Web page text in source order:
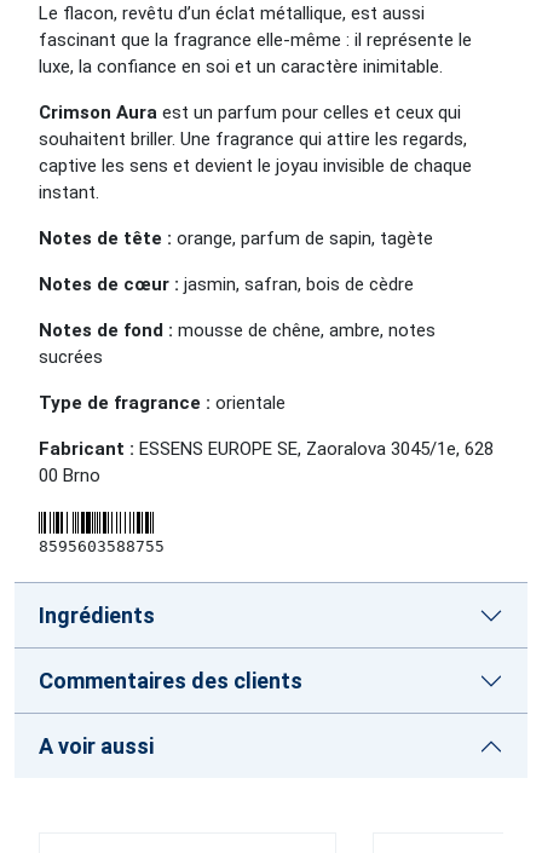
Le flacon, revêtu d’un éclat métallique, est aussi
fascinant que la fragrance elle-même : il représente le
luxe, la confiance en soi et un caractère inimitable.
Crimson Aura est un parfum pour celles et ceux qui
souhaitent briller. Une fragrance qui attire les regards,
captive les sens et devient le joyau invisible de chaque
instant.
Notes de tête : orange, parfum de sapin, tagète
Notes de cœur : jasmin, safran, bois de cèdre
Notes de fond : mousse de chêne, ambre, notes
sucrées
Type de fragrance : orientale
Fabricant : ESSENS EUROPE SE, Zaoralova 3045/1e, 628
00 Brno
8595603588755
Ingrédients
Commentaires des clients
A voir aussi